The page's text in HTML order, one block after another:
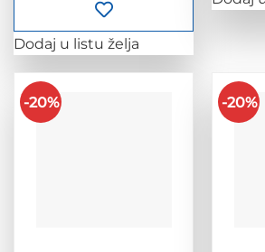
Dodaj u listu želja
-20% -20%